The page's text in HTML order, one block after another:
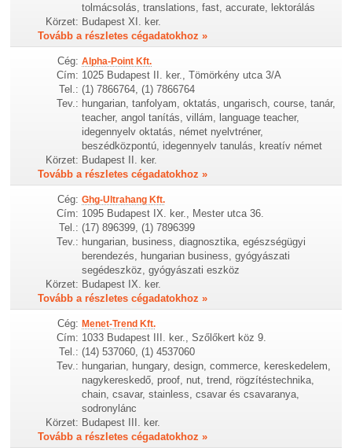
tolmácsolás, translations, fast, accurate, lektorálás
Körzet: Budapest XI. ker.
Tovább a részletes cégadatokhoz »
Cég: Alpha-Point Kft.
Cím: 1025 Budapest II. ker., Tömörkény utca 3/A
Tel.: (1) 7866764, (1) 7866764
Tev.: hungarian, tanfolyam, oktatás, ungarisch, course, tanár,
teacher, angol tanítás, villám, language teacher,
idegennyelv oktatás, német nyelvtréner,
beszédközpontú, idegennyelv tanulás, kreatív német
Körzet: Budapest II. ker.
Tovább a részletes cégadatokhoz »
Cég: Ghg-Ultrahang Kft.
Cím: 1095 Budapest IX. ker., Mester utca 36.
Tel.: (17) 896399, (1) 7896399
Tev.: hungarian, business, diagnosztika, egészségügyi
berendezés, hungarian business, gyógyászati
segédeszköz, gyógyászati eszköz
Körzet: Budapest IX. ker.
Tovább a részletes cégadatokhoz »
Cég: Menet-Trend Kft.
Cím: 1033 Budapest III. ker., Szőlőkert köz 9.
Tel.: (14) 537060, (1) 4537060
Tev.: hungarian, hungary, design, commerce, kereskedelem,
nagykereskedő, proof, nut, trend, rögzítéstechnika,
chain, csavar, stainless, csavar és csavaranya,
sodronylánc
Körzet: Budapest III. ker.
Tovább a részletes cégadatokhoz »